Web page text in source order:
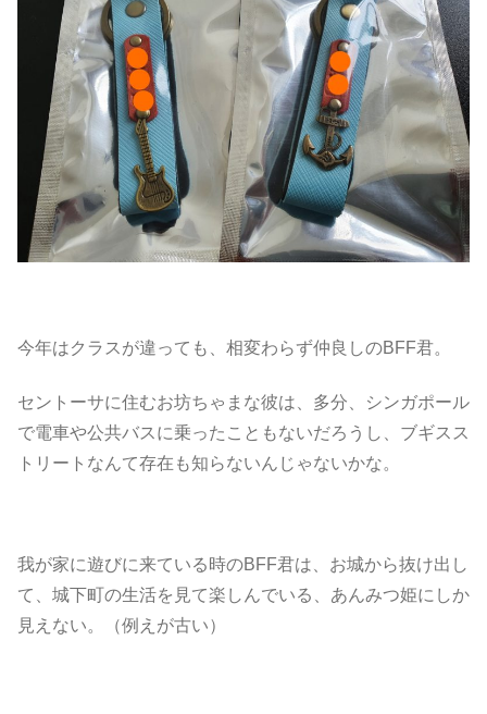
今年はクラスが違っても、相変わらず仲良しのBFF君。
セントーサに住むお坊ちゃまな彼は、多分、シンガポール
で電車や公共バスに乗ったこともないだろうし、ブギスス
トリートなんて存在も知らないんじゃないかな。
我が家に遊びに来ている時のBFF君は、お城から抜け出し
て、城下町の生活を見て楽しんでいる、あんみつ姫にしか
見えない。（例えが古い）